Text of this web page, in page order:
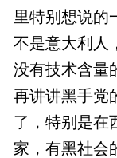
里特别想说的
不是意大利人
没有技术含量
再讲讲黑手党
了，特别是在
家，有黑社会